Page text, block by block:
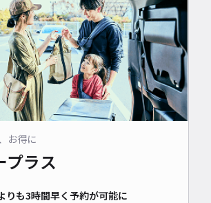
お得に
プラス
りも3時間早く予約が可能に